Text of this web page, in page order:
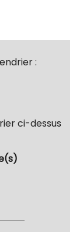
:
ci-dessus